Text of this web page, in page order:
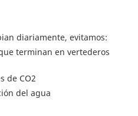
diariamente, evitamos:
terminan en vertederos
de CO2
del agua